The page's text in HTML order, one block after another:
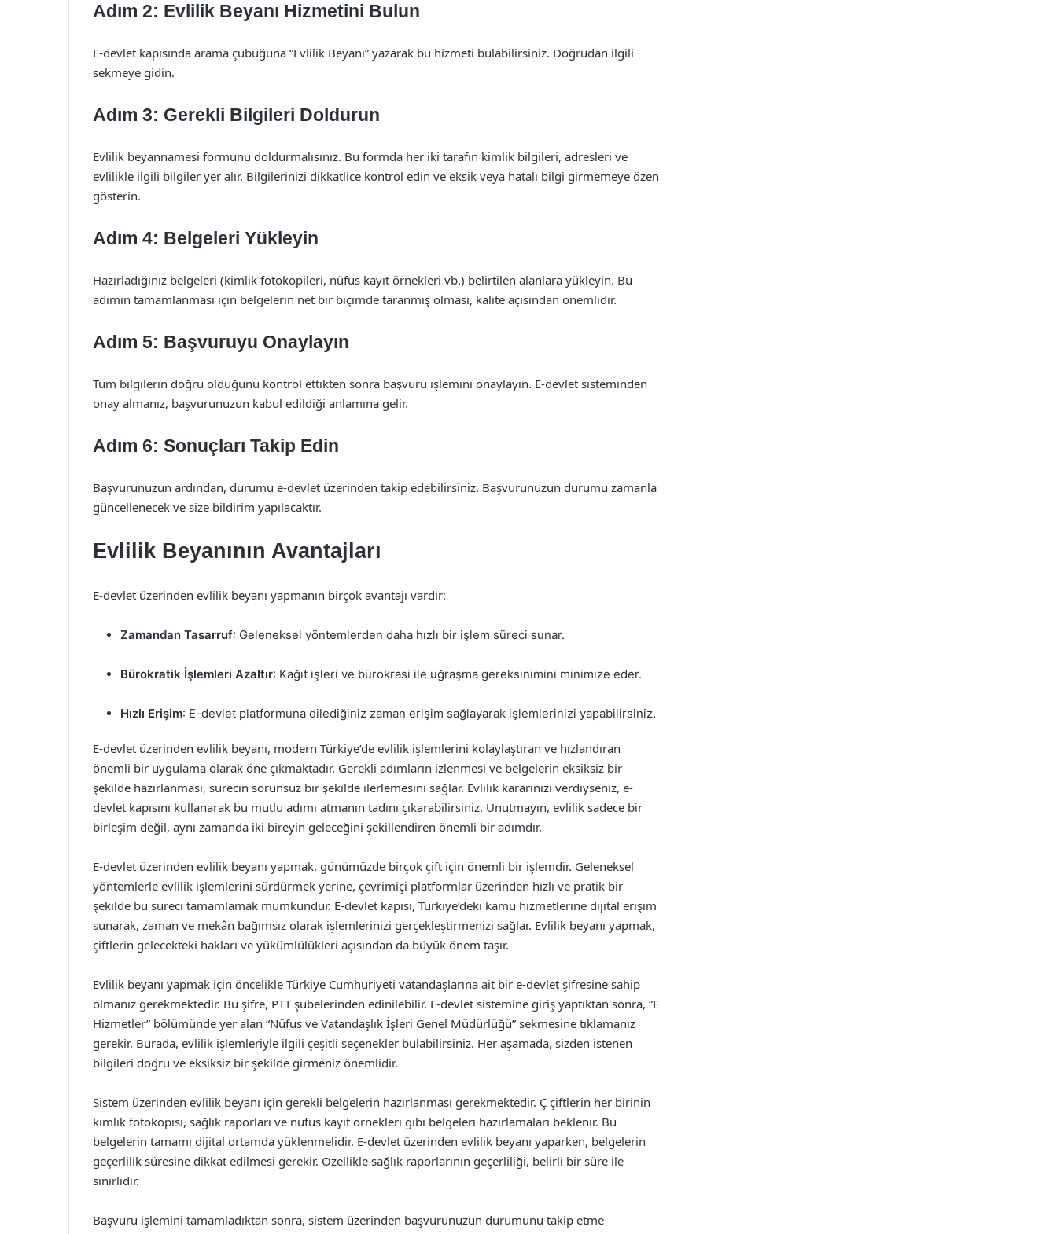
Adım 2: Evlilik Beyanı Hizmetini Bulun
E-devlet kapısında arama çubuğuna “Evlilik Beyanı” yazarak bu hizmeti bulabilirsiniz. Doğrudan ilgili
sekmeye gidin.
Adım 3: Gerekli Bilgileri Doldurun
Evlilik beyannamesi formunu doldurmalısınız. Bu formda her iki tarafın kimlik bilgileri, adresleri ve
evlilikle ilgili bilgiler yer alır. Bilgilerinizi dikkatlice kontrol edin ve eksik veya hatalı bilgi girmemeye özen
gösterin.
Adım 4: Belgeleri Yükleyin
Hazırladığınız belgeleri (kimlik fotokopileri, nüfus kayıt örnekleri vb.) belirtilen alanlara yükleyin. Bu
adımın tamamlanması için belgelerin net bir biçimde taranmış olması, kalite açısından önemlidir.
Adım 5: Başvuruyu Onaylayın
Tüm bilgilerin doğru olduğunu kontrol ettikten sonra başvuru işlemini onaylayın. E-devlet sisteminden
onay almanız, başvurunuzun kabul edildiği anlamına gelir.
Adım 6: Sonuçları Takip Edin
Başvurunuzun ardından, durumu e-devlet üzerinden takip edebilirsiniz. Başvurunuzun durumu zamanla
güncellenecek ve size bildirim yapılacaktır.
Evlilik Beyanının Avantajları
E-devlet üzerinden evlilik beyanı yapmanın birçok avantajı vardır:
Zamandan Tasarruf: Geleneksel yöntemlerden daha hızlı bir işlem süreci sunar.
Bürokratik İşlemleri Azaltır: Kağıt işleri ve bürokrasi ile uğraşma gereksinimini minimize eder.
Hızlı Erişim: E-devlet platformuna dilediğiniz zaman erişim sağlayarak işlemlerinizi yapabilirsiniz.
E-devlet üzerinden evlilik beyanı, modern Türkiye’de evlilik işlemlerini kolaylaştıran ve hızlandıran
önemli bir uygulama olarak öne çıkmaktadır. Gerekli adımların izlenmesi ve belgelerin eksiksiz bir
şekilde hazırlanması, sürecin sorunsuz bir şekilde ilerlemesini sağlar. Evlilik kararınızı verdiyseniz, e-
devlet kapısını kullanarak bu mutlu adımı atmanın tadını çıkarabilirsiniz. Unutmayın, evlilik sadece bir
birleşim değil, aynı zamanda iki bireyin geleceğini şekillendiren önemli bir adımdır.
E-devlet üzerinden evlilik beyanı yapmak, günümüzde birçok çift için önemli bir işlemdir. Geleneksel
yöntemlerle evlilik işlemlerini sürdürmek yerine, çevrimiçi platformlar üzerinden hızlı ve pratik bir
şekilde bu süreci tamamlamak mümkündür. E-devlet kapısı, Türkiye’deki kamu hizmetlerine dijital erişim
sunarak, zaman ve mekân bağımsız olarak işlemlerinizi gerçekleştirmenizi sağlar. Evlilik beyanı yapmak,
çiftlerin gelecekteki hakları ve yükümlülükleri açısından da büyük önem taşır.
Evlilik beyanı yapmak için öncelikle Türkiye Cumhuriyeti vatandaşlarına ait bir e-devlet şifresine sahip
olmanız gerekmektedir. Bu şifre, PTT şubelerinden edinilebilir. E-devlet sistemine giriş yaptıktan sonra, “E
Hizmetler” bölümünde yer alan “Nüfus ve Vatandaşlık İşleri Genel Müdürlüğü” sekmesine tıklamanız
gerekir. Burada, evlilik işlemleriyle ilgili çeşitli seçenekler bulabilirsiniz. Her aşamada, sizden istenen
bilgileri doğru ve eksiksiz bir şekilde girmeniz önemlidir.
Sistem üzerinden evlilik beyanı için gerekli belgelerin hazırlanması gerekmektedir. Ç çiftlerin her birinin
kimlik fotokopisi, sağlık raporları ve nüfus kayıt örnekleri gibi belgeleri hazırlamaları beklenir. Bu
belgelerin tamamı dijital ortamda yüklenmelidir. E-devlet üzerinden evlilik beyanı yaparken, belgelerin
geçerlilik süresine dikkat edilmesi gerekir. Özellikle sağlık raporlarının geçerliliği, belirli bir süre ile
sınırlıdır.
Başvuru işlemini tamamladıktan sonra, sistem üzerinden başvurunuzun durumunu takip etme